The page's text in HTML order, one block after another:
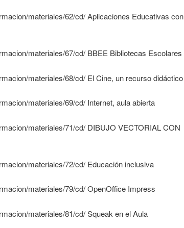
materiales/62/cd/ Aplicaciones Educativas con
materiales/67/cd/ BBEE Bibliotecas Escolares
materiales/68/cd/ El Cine, un recurso didáctico
materiales/69/cd/ Internet, aula abierta
materiales/71/cd/ DIBUJO VECTORIAL CON
materiales/72/cd/ Educación inclusiva
materiales/79/cd/ OpenOffice Impress
materiales/81/cd/ Squeak en el Aula